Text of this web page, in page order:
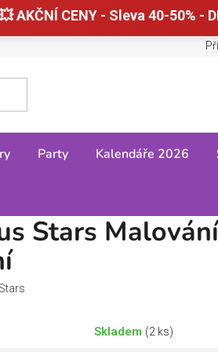
💥 AKČNÍ CENY - Sleva 40-50% -
zboží
Party Kalendáře 2026
Stars
Skladem (2 ks)